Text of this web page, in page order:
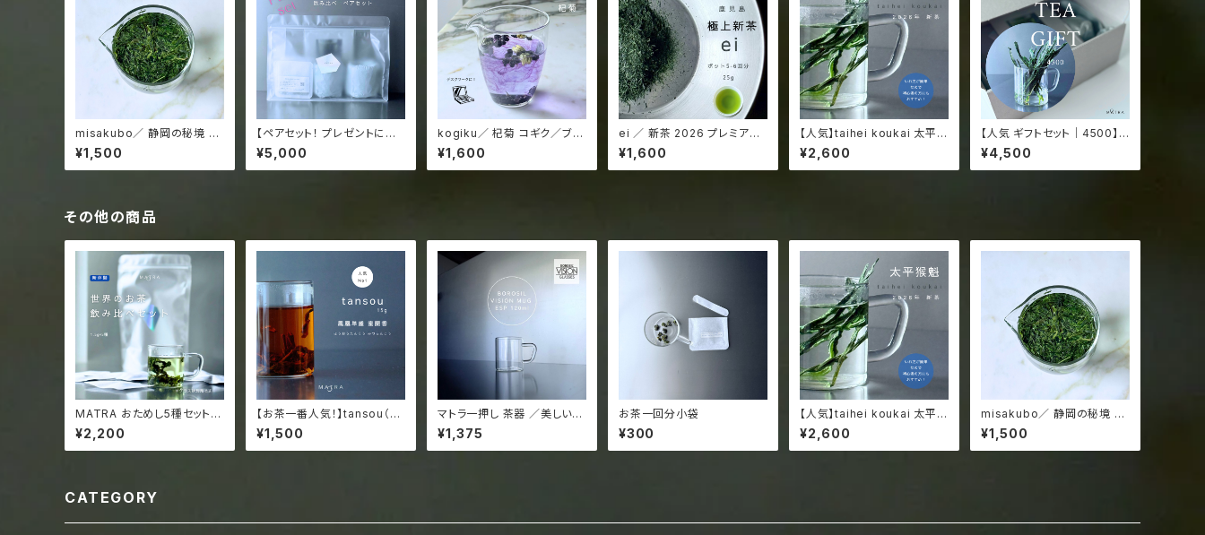
misakubo／ 静岡の秘境 水
窪 レア 水出し 日本茶 15g ジ
ッパー袋入
¥1,500
【ペアセット！ プレゼントにも
グラス付き】MATRA 飲み比
べ3種セット／人気セレクショ
ン／帰省土産
¥5,000
kogiku／ 杞菊 コギク／ブル
ーベリーの10-20倍のアント
シアニン／デスクワークに最
適／2.5g 個包装×3（3リット
¥1,600
ei ／ 新茶 2026 プレミアム
鹿児島 頴娃 知覧 25g ジッパ
ー袋入
¥1,600
【人気】taihei koukai 太平猴
魁 たいへいこうかい／ 希少！
新茶 2026 手作り プレミアム
グラスで楽しむ 中国緑茶 安徽
¥2,600
【人気 ギフトセット｜4500】t
aiheikoukai & glass ／圧
倒的な非日常感／初心者にも
お茶好きにもおすすめ／最高
¥4,500
その他の商品
MATRA おためし5種セット／
グラスに入れてそのまま飲め
る人気のお茶が5種入り！気軽
なスターターセット／旅行に
¥2,200
【お茶一番人気！】tansou（タ
ンソウ）／あふれるマスカット
やライチの香り 烏崠山 鳳凰
単叢 蜜蘭香 ホウオウタンソウ
¥1,500
マトラ一押し 茶器 ／美しいフ
ォルムと抜群の透明感／便利
な取っ手付き／BOROSIL VI
SION MUG ESP 120ml
¥1,375
お茶一回分小袋
¥300
【人気】taihei koukai 太平猴
魁 たいへいこうかい／ 希少！
新茶 2026 手作り プレミアム
グラスで楽しむ 中国緑茶 安徽
¥2,600
misakubo／ 静岡の秘境 水
窪 レア 水出し 日本茶 15g ジ
ッパー袋入
¥1,500
CATEGORY